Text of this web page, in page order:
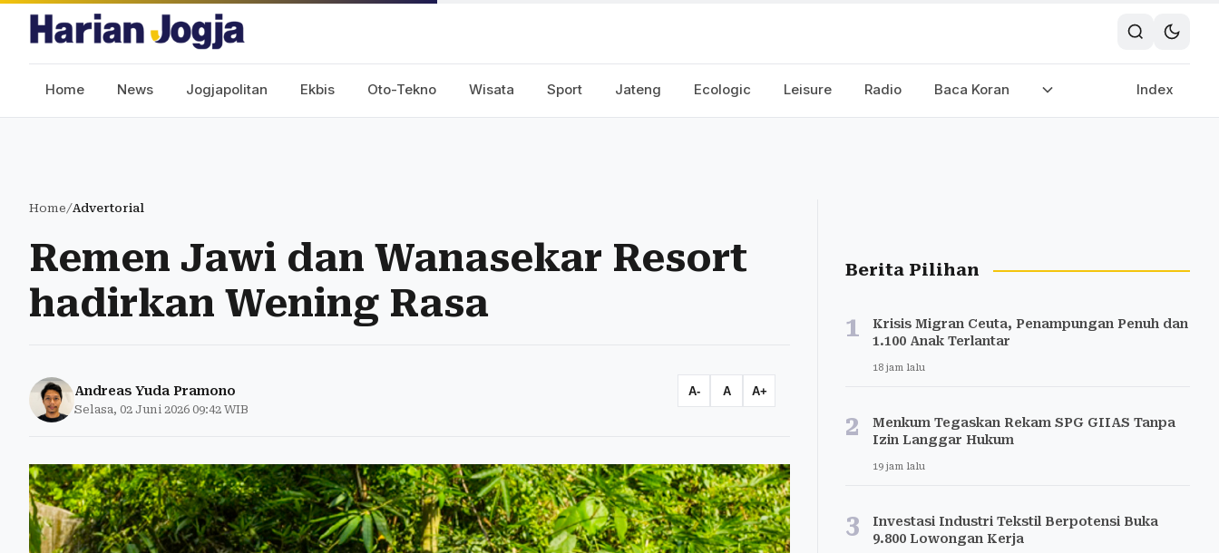
Home News Jogjapolitan Ekbis Oto-Tekno Wisata Sport Jateng Ecologic Leisure Radio Baca Koran Index
Home/Advertorial
Remen Jawi dan Wanasekar Resort
hadirkan Wening Rasa
Andreas Yuda Pramono
Selasa, 02 Juni 2026 09:42 WIB
A- A A+
Berita Pilihan
1
Krisis Migran Ceuta, Penampungan Penuh dan
1.100 Anak Terlantar
18 jam lalu
2
Menkum Tegaskan Rekam SPG GIIAS Tanpa
Izin Langgar Hukum
19 jam lalu
3
Investasi Industri Tekstil Berpotensi Buka
9.800 Lowongan Kerja